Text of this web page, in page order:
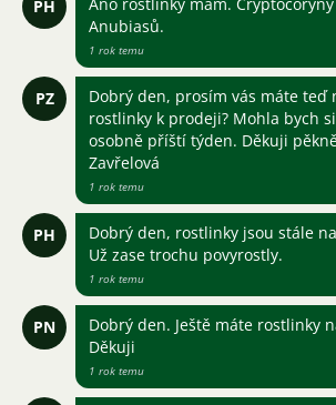
PH
Anubiasů.
1 rok temu
PZ
Dobrý den, prosím vás máte teď
rostlinky k prodeji? Mohla bych
osobně příští týden. Děkuji
Zavřelová
1 rok temu
PH
Dobrý den, rostlinky jsou stále
Už zase trochu povyrostly.
1 rok temu
PN
Dobrý den. Ještě máte rostlinky
Děkuji
1 rok temu